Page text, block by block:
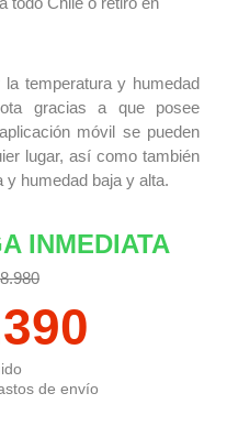
temperatura y humedad
gracias a que posee
móvil se pueden
lugar, así como también
y humedad baja y alta.
INMEDIATA
de envío